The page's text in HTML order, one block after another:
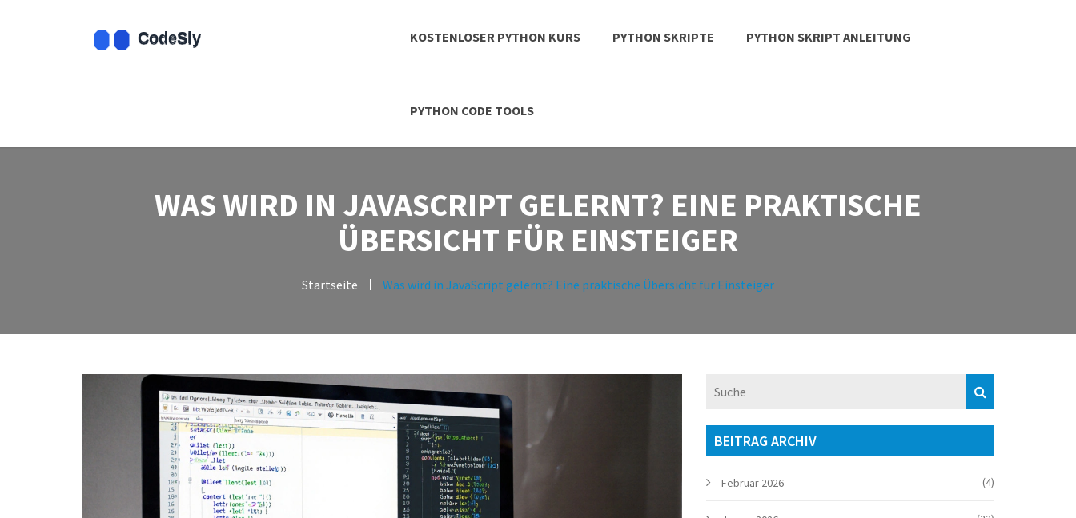
KOSTENLOSER PYTHON KURS PYTHON SKRIPTE PYTHON SKRIPT ANLEITUNG
PYTHON CODE TOOLS
WAS WIRD IN JAVASCRIPT GELERNT? EINE PRAKTISCHE
ÜBERSICHT FÜR EINSTEIGER
Startseite Was wird in JavaScript gelernt? Eine praktische Übersicht für Einsteiger
BEITRAG ARCHIV
Februar 2026 (4)